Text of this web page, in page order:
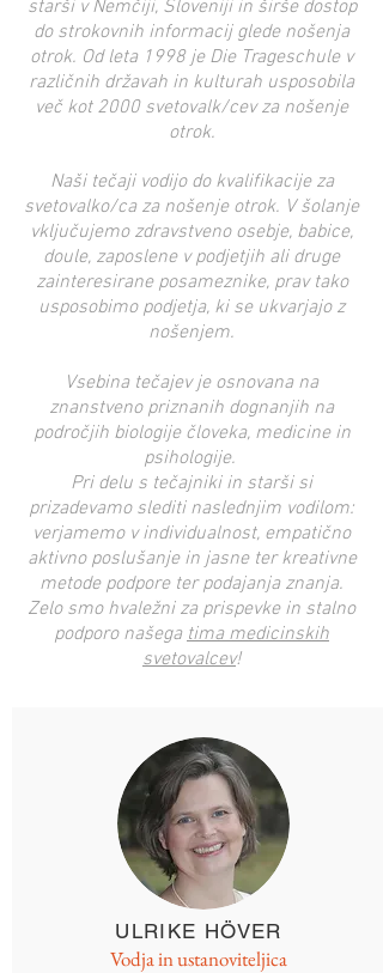
starši v Nemčiji, Sloveniji in širše dostop
do strokovnih informacij glede nošenja
otrok. Od leta 1998 je Die Trageschule v
različnih državah in kulturah usposobila
več kot 2000 svetovalk/cev za nošenje
otrok.
Naši tečaji vodijo do kvalifikacije za
svetovalko/ca za nošenje otrok. V šolanje
vključujemo zdravstveno osebje, babice,
doule, zaposlene v podjetjih ali druge
zainteresirane posameznike, prav tako
usposobimo podjetja, ki se ukvarjajo z
nošenjem.
Vsebina tečajev je osnovana na
znanstveno priznanih dognanjih na
področjih biologije človeka, medicine in
psihologije.
Pri delu s tečajniki in starši si
prizadevamo slediti naslednjim vodilom:
verjamemo v individualnost, empatično
aktivno poslušanje in jasne ter kreativne
metode podpore ter podajanja znanja.
Zelo smo hvaležni za prispevke in stalno
podporo našega tima medicinskih
svetovalcev!
ULRIKE HÖVER
Vodja in ustanoviteljica